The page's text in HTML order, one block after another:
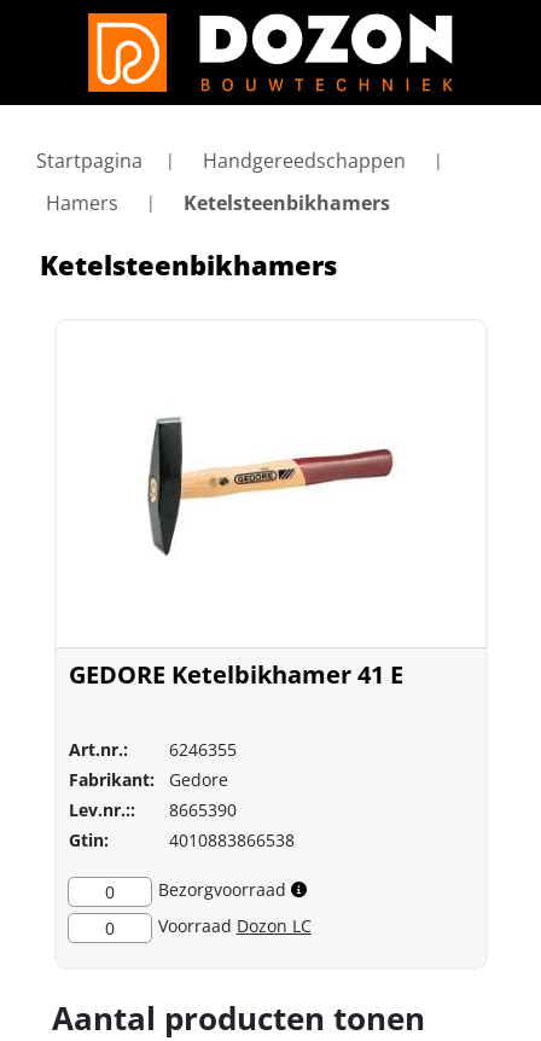
Startpagina
Handgereedschappen
Hamers
Ketelsteenbikhamers
Ketelsteenbikhamers
GEDORE Ketelbikhamer 41 E
Art.nr.:
6246355
Fabrikant:
Gedore
Lev.nr.::
8665390
Gtin:
4010883866538
0
Bezorgvoorraad
0
Voorraad Dozon LC
Aantal producten tonen